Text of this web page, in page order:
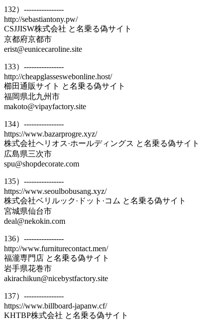
132）----------------
http://sebastiantony.pw/
CSJJISW株式会社 と名乗る偽サイト
京都府京都市
erist@eunicecaroline.site
133）----------------
http://cheapglasseswebonline.host/
櫛田通販サイト と名乗る偽サイト
福岡県北九州市
makoto@vipayfactory.site
134）----------------
https://www.bazarprogre.xyz/
株式会社ヘリオス·ホールディングス と名乗る偽サイト
広島県三次市
spu@shopdecorate.com
135）----------------
https://www.seoulbobusang.xyz/
株式会社ベリルック·ドット·コム と名乗る偽サイト
宮城県仙台市
deal@nekokin.com
136）----------------
http://www.furniturecontact.men/
福瀧専門店 と名乗る偽サイト
岩手県花巻市
akirachikun@nicebystfactory.site
137）----------------
https://www.billboard-japanw.cf/
KHTBP株式会社 と名乗る偽サイト